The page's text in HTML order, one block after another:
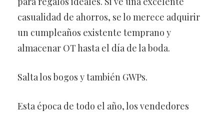
casualidad de ahorros, se lo merece adquirir
un cumpleaños existente temprano y
almacenar OT hasta el día de la boda.
Salta los bogos y también GWPs.
Esta época de todo el año, los vendedores